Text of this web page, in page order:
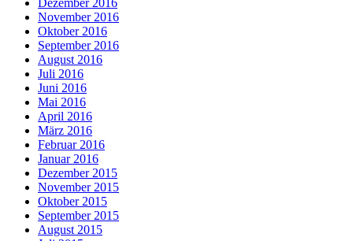
November 2016
Oktober 2016
September 2016
August 2016
Juli 2016
Juni 2016
Mai 2016
April 2016
März 2016
Februar 2016
Januar 2016
Dezember 2015
November 2015
Oktober 2015
September 2015
August 2015